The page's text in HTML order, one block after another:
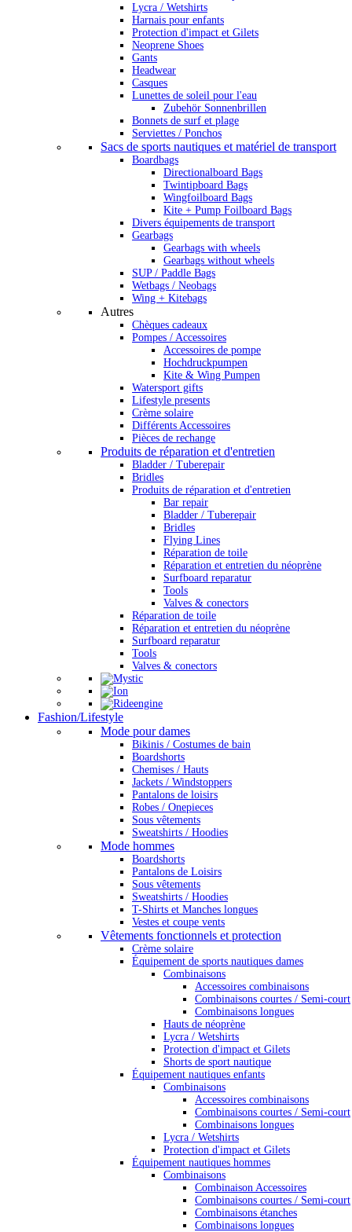
Lycra / Wetshirts
Harnais pour enfants
Protection d'impact et Gilets
Neoprene Shoes
Gants
Headwear
Casques
Lunettes de soleil pour l'eau
Zubehör Sonnenbrillen
Bonnets de surf et plage
Serviettes / Ponchos
Sacs de sports nautiques et matériel de transport
Boardbags
Directionalboard Bags
Twintipboard Bags
Wingfoilboard Bags
Kite + Pump Foilboard Bags
Divers équipements de transport
Gearbags
Gearbags with wheels
Gearbags without wheels
SUP / Paddle Bags
Wetbags / Neobags
Wing + Kitebags
Autres
Chèques cadeaux
Pompes / Accessoires
Accessoires de pompe
Hochdruckpumpen
Kite & Wing Pumpen
Watersport gifts
Lifestyle presents
Crème solaire
Différents Accessoires
Pièces de rechange
Produits de réparation et d'entretien
Bladder / Tuberepair
Bridles
Produits de réparation et d'entretien
Bar repair
Bladder / Tuberepair
Bridles
Flying Lines
Réparation de toile
Réparation et entretien du néoprène
Surfboard reparatur
Tools
Valves & conectors
Réparation de toile
Réparation et entretien du néoprène
Surfboard reparatur
Tools
Valves & conectors
Fashion/Lifestyle
Mode pour dames
Bikinis / Costumes de bain
Boardshorts
Chemises / Hauts
Jackets / Windstoppers
Pantalons de loisirs
Robes / Onepieces
Sous vêtements
Sweatshirts / Hoodies
Mode hommes
Boardshorts
Pantalons de Loisirs
Sous vêtements
Sweatshirts / Hoodies
T-Shirts et Manches longues
Vestes et coupe vents
Vêtements fonctionnels et protection
Crème solaire
Équipement de sports nautiques dames
Combinaisons
Accessoires combinaisons
Combinaisons courtes / Semi-court
Combinaisons longues
Hauts de néoprène
Lycra / Wetshirts
Protection d'impact et Gilets
Shorts de sport nautique
Équipement nautiques enfants
Combinaisons
Accessoires combinaisons
Combinaisons courtes / Semi-court
Combinaisons longues
Lycra / Wetshirts
Protection d'impact et Gilets
Équipement nautiques hommes
Combinaisons
Combinaison Accessoires
Combinaisons courtes / Semi-court
Combinaisons étanches
Combinaisons longues